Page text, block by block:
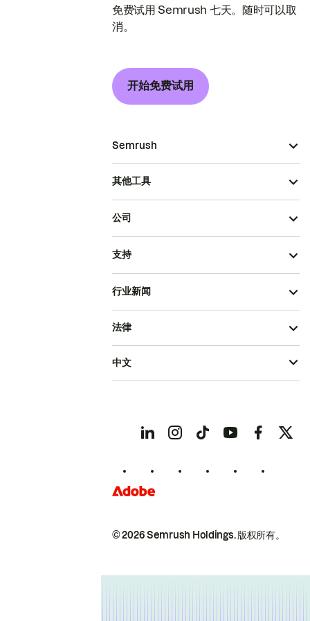
免费试用 Semrush 七天。随时可以取
消。
开始免费试用
Semrush
其他工具
公司
支持
行业新闻
© 2026 Semrush Holdings.版权所有。
法律
中文